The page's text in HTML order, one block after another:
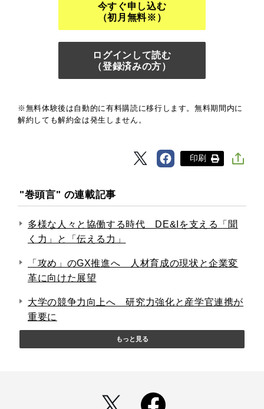
今すぐ申し込む
（初月無料※）
ログインして読む
（登録済みの方）
※無料体験後は自動的に有料購読に移行します。無料期間内に
解約しても解約金は発生しません。
印刷
"巻頭言" の連載記事
多様な人々と協働する時代 DE&Iを支える「聞
く力」と「伝える力」
「攻め」のGX推進へ 人材育成の現状と企業変
革に向けた展望
大学の競争力向上へ 研究力強化と産学官連携が
重要に
もっと見る